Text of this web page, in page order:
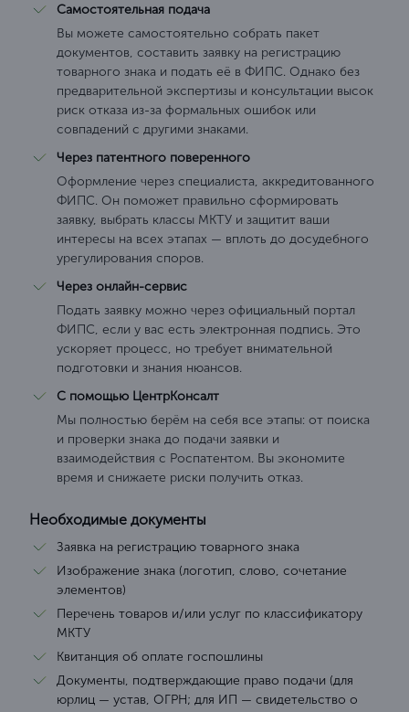
Самостоятельная подача
Вы можете самостоятельно собрать пакет
документов, составить заявку на регистрацию
товарного знака и подать её в ФИПС. Однако без
предварительной экспертизы и консультации высок
риск отказа из-за формальных ошибок или
совпадений с другими знаками.
Через патентного поверенного
Оформление через специалиста, аккредитованного
ФИПС. Он поможет правильно сформировать
заявку, выбрать классы МКТУ и защитит ваши
интересы на всех этапах — вплоть до досудебного
урегулирования споров.
Через онлайн-сервис
Подать заявку можно через официальный портал
ФИПС, если у вас есть электронная подпись. Это
ускоряет процесс, но требует внимательной
подготовки и знания нюансов.
С помощью ЦентрКонсалт
Мы полностью берём на себя все этапы: от поиска
и проверки знака до подачи заявки и
взаимодействия с Роспатентом. Вы экономите
время и снижаете риски получить отказ.
Необходимые документы
Заявка на регистрацию товарного знака
Изображение знака (логотип, слово, сочетание
элементов)
Перечень товаров и/или услуг по классификатору
МКТУ
Квитанция об оплате госпошлины
Документы, подтверждающие право подачи (для
юрлиц — устав, ОГРН; для ИП — свидетельство о